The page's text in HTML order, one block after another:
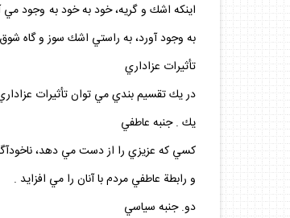
اينكه اشك و گريه، خود به خود به وجود مي
به وجود آورد، به راستي اشك سوز و گاه
تأثيرات عزاداري
در يك تقسيم بندي مي‏ توان تأثيرات
يك . جنبه عاطفي
كسي كه عزيزي را از دست مي ‏دهد،
و رابطة ‏عاطفي مردم با آنان را مي ‏افزايد .
دو. جنبه سياسي